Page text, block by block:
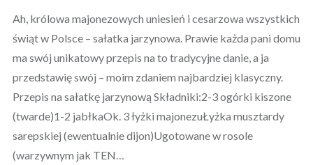
Ah, królowa majonezowych uniesień i cesarzowa wszystkich
świąt w Polsce – sałatka jarzynowa. Prawie każda pani domu
ma swój unikatowy przepis na to tradycyjne danie, a ja
przedstawię swój – moim zdaniem najbardziej klasyczny.
Przepis na sałatkę jarzynową Składniki:2-3 ogórki kiszone
(twarde)1-2 jabłkaOk. 3 łyżki majonezuŁyżka musztardy
sarepskiej (ewentualnie dijon)Ugotowane w rosole
(warzywnym jak TEN…